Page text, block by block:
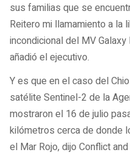
sus familias que se
Reitero mi llamamiento a la
incondicional del MV
añadió el ejecutivo.
Y es que en el caso del
satélite Sentinel-2 de la
mostraron el 16 de julio
kilómetros cerca de donde
el Mar Rojo, dijo Conflict